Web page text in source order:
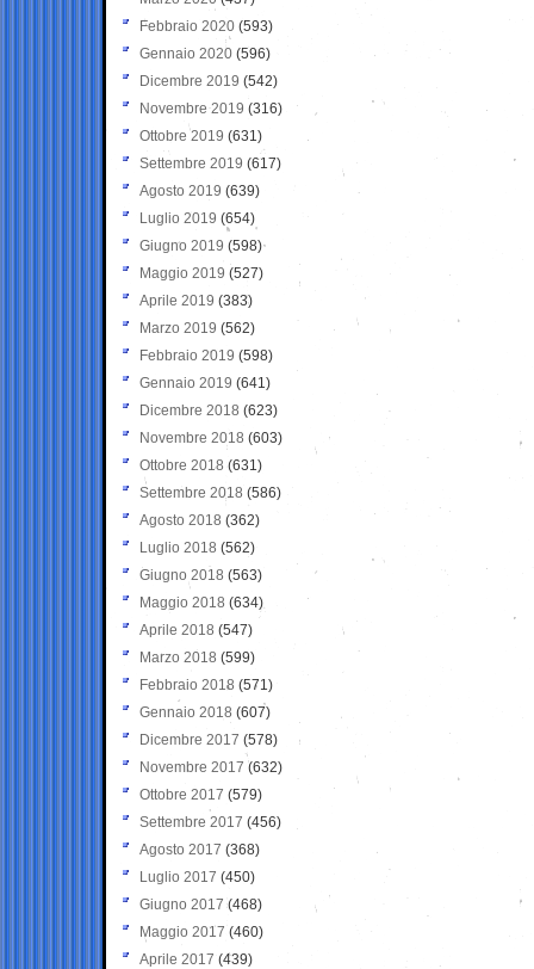
Febbraio 2020 (593)
Gennaio 2020 (596)
Dicembre 2019 (542)
Novembre 2019 (316)
Ottobre 2019 (631)
Settembre 2019 (617)
Agosto 2019 (639)
Luglio 2019 (654)
Giugno 2019 (598)
Maggio 2019 (527)
Aprile 2019 (383)
Marzo 2019 (562)
Febbraio 2019 (598)
Gennaio 2019 (641)
Dicembre 2018 (623)
Novembre 2018 (603)
Ottobre 2018 (631)
Settembre 2018 (586)
Agosto 2018 (362)
Luglio 2018 (562)
Giugno 2018 (563)
Maggio 2018 (634)
Aprile 2018 (547)
Marzo 2018 (599)
Febbraio 2018 (571)
Gennaio 2018 (607)
Dicembre 2017 (578)
Novembre 2017 (632)
Ottobre 2017 (579)
Settembre 2017 (456)
Agosto 2017 (368)
Luglio 2017 (450)
Giugno 2017 (468)
Maggio 2017 (460)
Aprile 2017 (439)